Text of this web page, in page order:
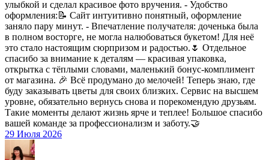
улыбкой и сделал красивое фото вручения. - Удобство
оформления:📝 Сайт интуитивно понятный, оформление
заняло пару минут. - Впечатление получателя: доченька была
в полном восторге, не могла налюбоваться букетом! Для неё
это стало настоящим сюрпризом и радостью.🌷 Отдельное
спасибо за внимание к деталям — красивая упаковка,
открытка с тёплыми словами, маленький бонус-комплимент
от магазина. 🎉 Всё продумано до мелочей! Теперь знаю, где
буду заказывать цветы для своих близких. Сервис на высшем
уровне, обязательно вернусь снова и порекомендую друзьям.
Такие моменты делают жизнь ярче и теплее! Большое спасибо
вашей команде за профессионализм и заботу.🤝
29 Июля 2026